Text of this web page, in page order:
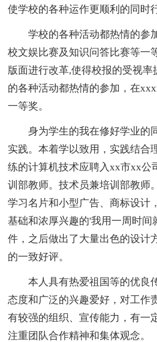
使学校的各种运作更顺利的同时
学校的各种活动都热情的参
校文娱比赛及知识问答比赛等一
版面进行改革,使得校报的受视
的各种活动都热情的参加，在
一等奖。
身为学生的我在修好学业的
实践。本着学以致用，实践结合
练的计算机技术应聘入xx市xx公
训部教师。技术员兼培训部教师
学习名片和小型广告、商标设计
基础和浓厚兴趣的'我用一周时间
件，之后做出了大量出色的设计
的一致好评。
本人具有热爱祖国等的优良
态度和广泛的兴趣爱好，对工作
有较强的组织、宣传能力，有一
注重团队合作精神和集体观念。